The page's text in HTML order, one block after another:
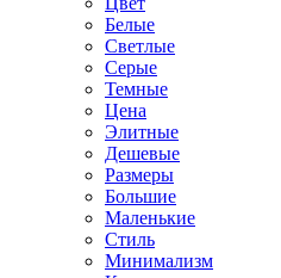
Белые
Светлые
Серые
Темные
Цена
Элитные
Дешевые
Размеры
Большие
Маленькие
Стиль
Минимализм